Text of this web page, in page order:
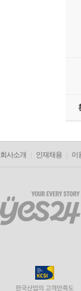
회사소개 인재채용 이